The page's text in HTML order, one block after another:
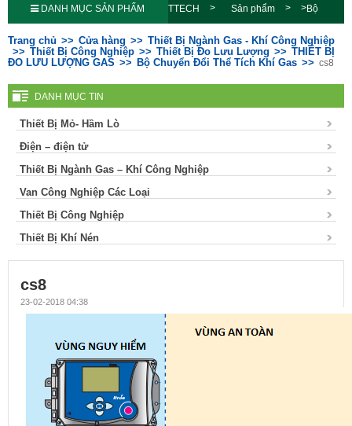
DANH MỤC SẢN PHẨM TTECH Sản phẩm Bộ
Chuyển Đổi Thể Tích Khí
Gas cs8
Trang chủ Cửa hàng
Thiết Bị Ngành Gas - Khí Công Nghiệp
Thiết Bị Công Nghiệp
Thiết Bị Đo Lưu Lượng
THIẾT BỊ
ĐO LƯU LƯỢNG GAS
Bộ Chuyển Đổi Thể Tích Khí Gas cs8
DANH MỤC TIN
Thiết Bị Mỏ- Hầm Lò
Điện – điện tử
Thiết Bị Ngành Gas – Khí Công Nghiệp
Van Công Nghiệp Các Loại
Thiết Bị Công Nghiệp
Thiết Bị Khí Nén
cs8
23-02-2018 04:38